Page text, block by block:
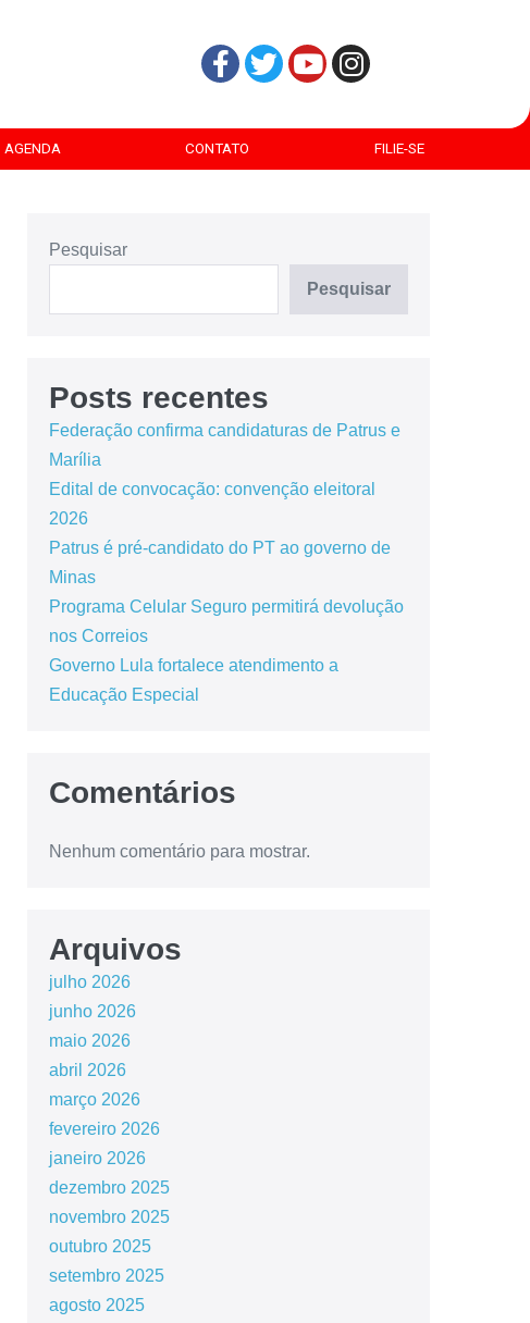
AGENDA CONTATO FILIE-SE
Pesquisar
Pesquisar
Posts recentes
Federação confirma candidaturas de Patrus e
Marília
Edital de convocação: convenção eleitoral
2026
Patrus é pré-candidato do PT ao governo de
Minas
Programa Celular Seguro permitirá devolução
nos Correios
Governo Lula fortalece atendimento a
Educação Especial
Comentários
Nenhum comentário para mostrar.
Arquivos
julho 2026
junho 2026
maio 2026
abril 2026
março 2026
fevereiro 2026
janeiro 2026
dezembro 2025
novembro 2025
outubro 2025
setembro 2025
agosto 2025